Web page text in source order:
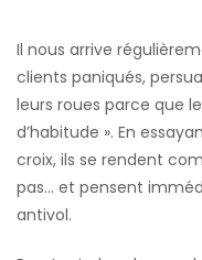
Il nous arrive
clients paniqués,
leurs roues parce que
d’habitude ». En
croix, ils se rendent
pas… et pensent
antivol.